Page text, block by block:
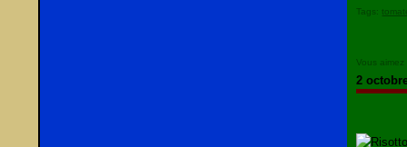
Tags:
Vous aimez
2